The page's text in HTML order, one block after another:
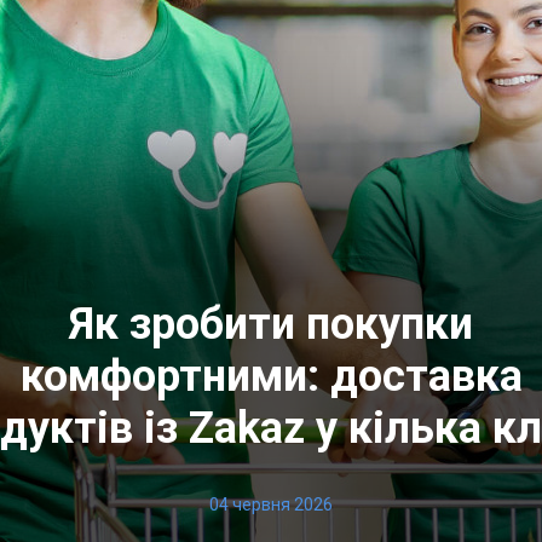
Як зробити покупки
комфортними: доставка
із Zakaz у кілька
04 червня 2026